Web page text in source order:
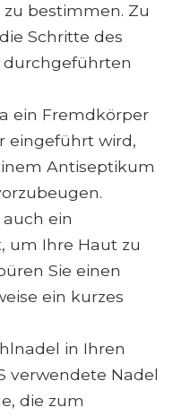
bestimmen. Zu
Schritte des
durchgeführten
ein Fremdkörper
eingeführt wird,
Antiseptikum
ein
um Ihre Haut zu
Sie einen
ein kurzes
in Ihren
verwendete Nadel
die zum